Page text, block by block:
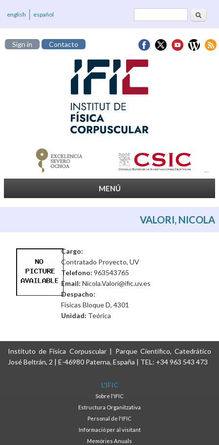
Formulari deCerca
english español
Sign in Contacto
MENÚ
VALORI, NICOLA
Cargo:
Contratado Proyecto, UV
Telefono: 963543765
Email: Nicola.Valori@ific.uv.es
Despacho:
Físicas Bloque D, 4301
Unidad: Teórica
Instituto de Física Corpuscular | Parque Científico, Catedrático
José Beltrán, 2 | E-46980 Paterna, España | TEL: +34 963 543 473
L'IFIC
Sobre l'IFIC
Estructura Organitzativa
Personal de l'IFIC
Informació per al visitant
Memòries Anuals